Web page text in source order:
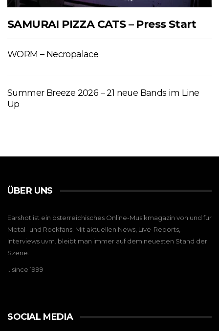
SAMURAI PIZZA CATS – Press Start
WORM – Necropalace
Summer Breeze 2026 – 21 neue Bands im Line
Up
ÜBER UNS
Earshot ist ein österreichisches Online-Musikmagazin von und für
Metal- und Rockfans. Mit aktuellen News, Live-Reports,
Interviews uvm. bleibt man immer auf dem neuesten Stand der
Szene.
…since 1999
SOCIAL MEDIA